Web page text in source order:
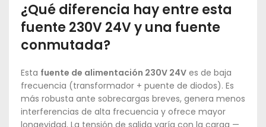
¿Qué diferencia hay entre esta
fuente 230V 24V y una fuente
conmutada?
Esta fuente de alimentación 230V 24V es de baja
frecuencia (transformador + puente de diodos). Es
más robusta ante sobrecargas breves, genera menos
interferencias de alta frecuencia y ofrece mayor